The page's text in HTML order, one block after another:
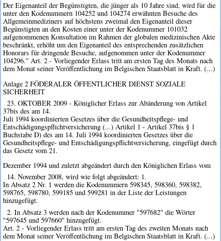
Der Eigenanteil der Begünstigten, die jünger als 10 Jahre sind, wird für die
unter den Kodenummern 104252 und 104274 erwähnten Besuche des
Allgemeinmediziners auf höchstens zweimal den Eigenanteil dieser
Begünstigten an den Kosten einer unter der Kodenummer 101032
aufgenommenen Konsultation im Rahmen der globalen medizinischen Akte
beschränkt, erhöht um den Eigenanteil des entsprechenden zusätzlichen
Honorars für dringende Besuche, aufgenommen unter der Kodenummer
104296." Art. 2 - Vorliegender Erlass tritt am ersten Tag des Monats nach
dem Monat seiner Veröffentlichung im Belgischen Staatsblatt in Kraft. (...)
Anlage 2 FÖDERALER ÖFFENTLICHER DIENST SOZIALE
SICHERHEIT
23. OKTOBER 2009 - Königlicher Erlass zur Abänderung von Artikel
37bis des am 14.
Juli 1994 koordinierten Gesetzes über die Gesundheitspflege- und
Entschädigungspflichtversicherung (...) Artikel 1 - Artikel 37bis § 1
Buchstabe D) des am 14. Juli 1994 koordinierten Gesetzes über die
Gesundheitspflege- und Entschädigungspflichtversicherung, eingefügt durch
das Gesetz vom 21.
Dezember 1994 und zuletzt abgeändert durch den Königlichen Erlass vom
14. November 2008, wird wie folgt abgeändert: 1.
In Absatz 2 Nr. 1 werden die Kodenummern 598345, 598360, 598382,
598765, 598780, 599185 und 599281 in der Liste der Leistungen
hinzugefügt.
2. In Absatz 3 werden nach der Kodenummer "597682" die Wörter
"597645 und 597660" hinzugefügt.
Art. 2 - Vorliegender Erlass tritt am ersten Tag des zweiten Monats nach
dem Monat seiner Veröffentlichung im Belgischen Staatsblatt in Kraft. (...)